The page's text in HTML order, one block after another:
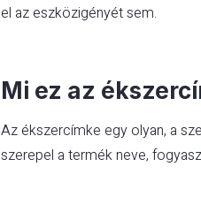
el az eszközigényét sem.
Mi ez az
Az ékszercímke egy olyan, a
szerepel a termék neve,